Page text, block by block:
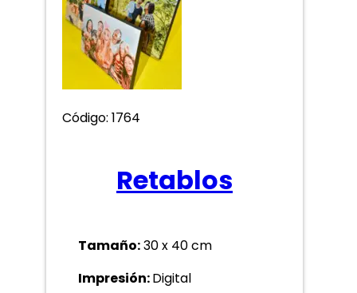
Código: 1764
Retablos
Tamaño:30 x 40 cm
Impresión:Digital